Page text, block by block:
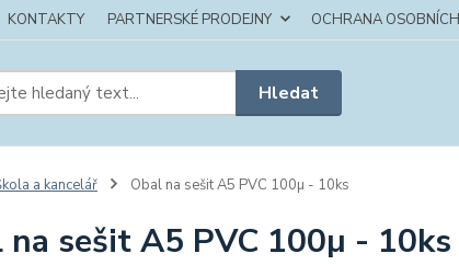
KONTAKTY PARTNERSKÉ PRODEJNY OCHRANA
Hledat
a kancelář Obal na sešit A5 PVC 100µ - 10ks
na sešit A5 PVC 100µ - 10ks